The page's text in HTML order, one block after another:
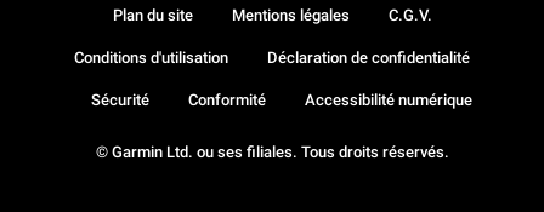
© Garmin Ltd. ou ses filiales. Tous droits réservés.
Plan du site Mentions légales C.G.V.
Conditions d'utilisation Déclaration de confidentialité
Sécurité Conformité Accessibilité numérique